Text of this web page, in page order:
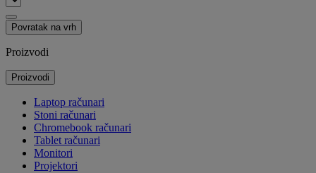
Povratak na vrh
Proizvodi
Proizvodi
Laptop računari
Stoni računari
Chromebook računari
Tablet računari
Monitori
Projektori